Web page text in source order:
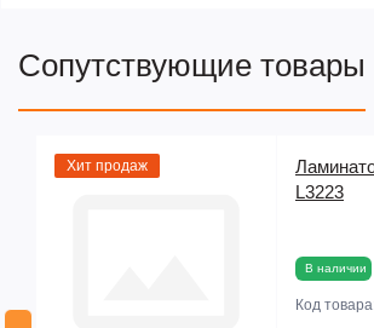
Сопутствующие товары
Хит продаж
L3223
В наличии
Код